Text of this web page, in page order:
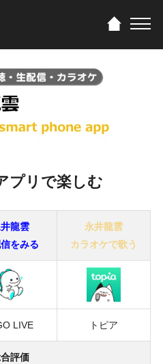
プリで楽しむ
龍雲
をみる
永井龍雲
カラオケで歌う
LIVE トピア
評価